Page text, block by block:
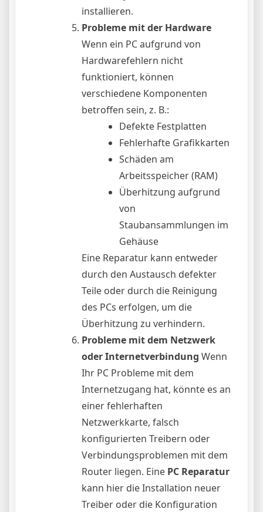
installieren.
Probleme mit der Hardware
Wenn ein PC aufgrund von
Hardwarefehlern nicht
funktioniert, können
verschiedene Komponenten
betroffen sein, z. B.:
Defekte Festplatten
Fehlerhafte Grafikkarten
Schäden am
Arbeitsspeicher (RAM)
Überhitzung aufgrund
von
Staubansammlungen im
Gehäuse
Eine Reparatur kann entweder
durch den Austausch defekter
Teile oder durch die Reinigung
des PCs erfolgen, um die
Überhitzung zu verhindern.
Probleme mit dem Netzwerk
oder Internetverbindung Wenn
Ihr PC Probleme mit dem
Internetzugang hat, könnte es an
einer fehlerhaften
Netzwerkkarte, falsch
konfigurierten Treibern oder
Verbindungsproblemen mit dem
Router liegen. Eine PC Reparatur
kann hier die Installation neuer
Treiber oder die Konfiguration